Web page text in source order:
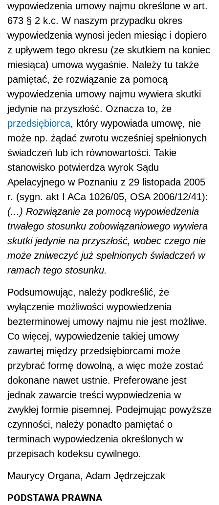
wypowiedzenia umowy najmu określone w art.
673 § 2 k.c. W naszym przypadku okres
wypowiedzenia wynosi jeden miesiąc i dopiero
z upływem tego okresu (ze skutkiem na koniec
miesiąca) umowa wygaśnie. Należy tu także
pamiętać, że rozwiązanie za pomocą
wypowiedzenia umowy najmu wywiera skutki
jedynie na przyszłość. Oznacza to, że
przedsiębiorca, który wypowiada umowę, nie
może np. żądać zwrotu wcześniej spełnionych
świadczeń lub ich równowartości. Takie
stanowisko potwierdza wyrok Sądu
Apelacyjnego w Poznaniu z 29 listopada 2005
r. (sygn. akt I ACa 1026/05, OSA 2006/12/41):
(...) Rozwiązanie za pomocą wypowiedzenia
trwałego stosunku zobowiązaniowego wywiera
skutki jedynie na przyszłość, wobec czego nie
może zniweczyć już spełnionych świadczeń w
ramach tego stosunku.
Podsumowując, należy podkreślić, że
wyłączenie możliwości wypowiedzenia
bezterminowej umowy najmu nie jest możliwe.
Co więcej, wypowiedzenie takiej umowy
zawartej między przedsiębiorcami może
przybrać formę dowolną, a więc może zostać
dokonane nawet ustnie. Preferowane jest
jednak zawarcie treści wypowiedzenia w
zwykłej formie pisemnej. Podejmując powyższe
czynności, należy ponadto pamiętać o
terminach wypowiedzenia określonych w
przepisach kodeksu cywilnego.
Maurycy Organa, Adam Jędrzejczak
PODSTAWA PRAWNA